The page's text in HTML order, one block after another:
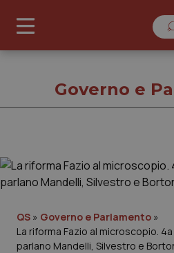
Governo e Parlamento
Governo e
QS » Governo e Parlamento »
La riforma Fazio al microscopio.
parlano Mandelli, Silvestro e